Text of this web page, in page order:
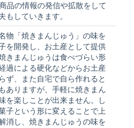
品の情報の発信や拡散をして
もしていきます。
物「焼きまんじゅう」の味を
を開発し、お土産として提供
きまんじゅうは食べづらい形
過による硬化などからお土産
ず、また自宅で自ら作れると
ありますが、手軽に焼きまん
を楽しことが出来ません。し
子という形に変えることで上
消し、焼きまんじゅうの味を